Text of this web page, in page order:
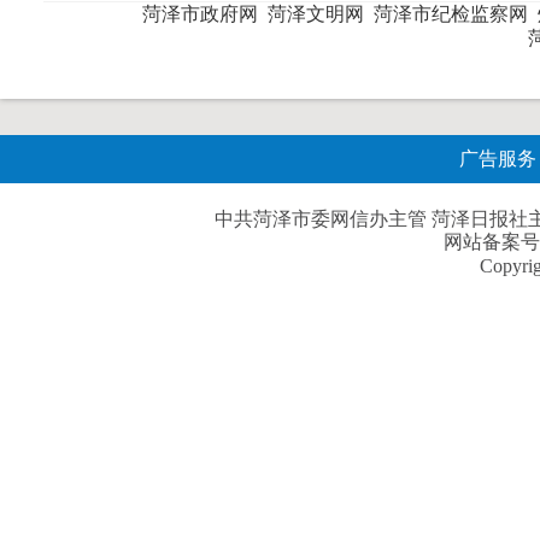
菏泽市政府网 菏泽文明网 菏泽市纪检监察网
广告服务
中共菏泽市委网信办主管 菏泽日报社
网站备案